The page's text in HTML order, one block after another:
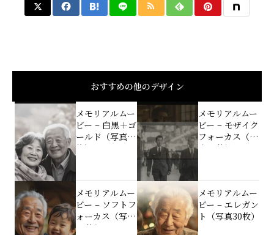
おすすめの他のデザイン
メモリアルムー
ビー – 白黒＋ゴ
ールド（写真30
枚）
メモリアルムー
ビー – モザイク
フォーカス（写
真30枚）
メモリアルムー
ビー – ソフトフ
ォーカス（写真
30枚）
メモリアルムー
ビー – エレガン
ト（写真30枚）